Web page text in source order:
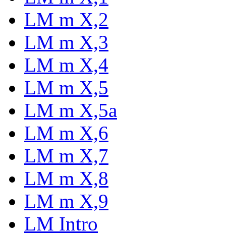
LM m X,2
LM m X,3
LM m X,4
LM m X,5
LM m X,5a
LM m X,6
LM m X,7
LM m X,8
LM m X,9
LM Intro